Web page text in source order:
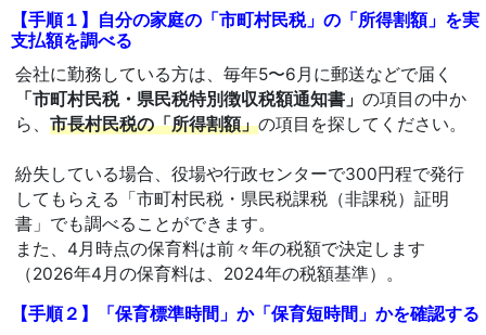
【手順１】自分の家庭の「市町村民税」の「所得割額」を実
支払額を調べる
会社に勤務している方は、毎年5〜6月に郵送などで届く
「市町村民税・県民税特別徴収税額通知書」 の項目の中か
ら、 市長村民税の「所得割額」の項目を探してください。
紛失している場合、役場や行政センターで300円程で発行
してもらえる「市町村民税・県民税課税（非課税）証明
書」でも調べることができます。
また、4月時点の保育料は前々年の税額で決定します
（2026年4月の保育料は、2024年の税額基準）。
【手順２】「保育標準時間」か「保育短時間」かを確認する